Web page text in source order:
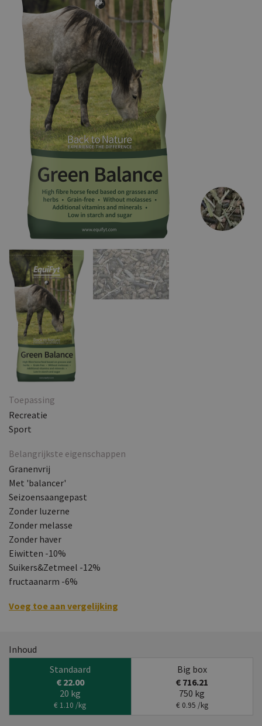
Toepassing
Recreatie
Sport
Belangrijkste eigenschappen
Granenvrij
Met 'balancer'
Seizoensaangepast
Zonder luzerne
Zonder melasse
Zonder haver
Eiwitten -10%
Suikers&Zetmeel -12%
fructaanarm -6%
Voeg toe aan vergelijking
Inhoud
Standaard
€ 22.00
20 kg
€ 1.10 /kg
Big box
€ 716.21
750 kg
€ 0.95 /kg